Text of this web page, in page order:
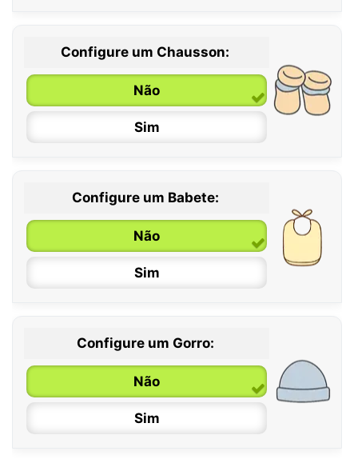
0 / 6 meses
6 / 12 meses
12 / 18 meses
Configure um Chausson:
Não
Sim
Configure um Babete:
Não
Sim
Configure um Gorro:
Não
Sim